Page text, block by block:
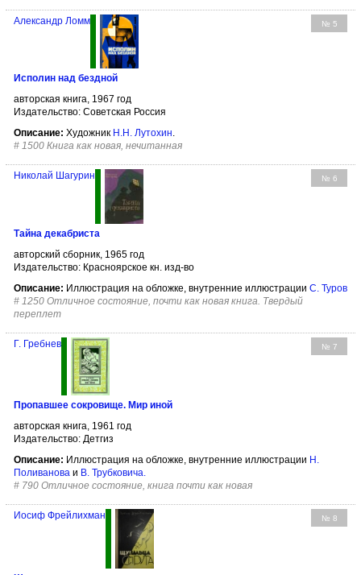
№ 5
Александр Ломм
Исполин над бездной
авторская книга, 1967 год
Издательство: Советская Россия
Описание: Художник Н.Н. Лутохин.
# 1500 Книга как новая, нечитанная
№ 6
Николай Шагурин
Тайна декабриста
авторский сборник, 1965 год
Издательство: Красноярское кн. изд-во
Описание: Иллюстрация на обложке, внутренние иллюстрации С. Туров
# 1250 Отличное состояние, почти как новая книга. Твердый
переплет
№ 7
Г. Гребнев
Пропавшее сокровище. Мир иной
авторская книга, 1961 год
Издательство: Детгиз
Описание: Иллюстрация на обложке, внутренние иллюстрации Н.
Поливанова и В. Трубковича
# 790 Отличное состояние, книга почти как новая
№ 8
Иосиф Фрейлихман